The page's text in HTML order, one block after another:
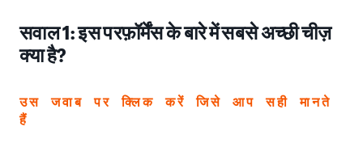
सवाल 1: इस परफ़ॉर्मेंस के बारे में सबसे अच्छी चीज़
क्या है?
उस जवाब पर क्लिक करें जिसे आप सही मानते
हैं